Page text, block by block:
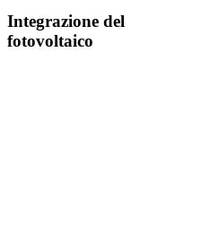
Integrazione del
fotovoltaico